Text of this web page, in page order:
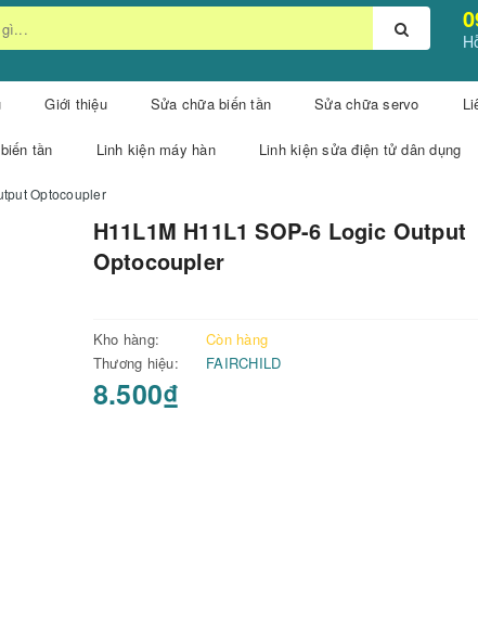
Giới thiệu Sửa chữa biến tần Sửa chữa servo
tần Linh kiện máy hàn Linh kiện sửa điện tử dân dụng
Optocoupler
H11L1M H11L1 SOP-6 Logic Output
Optocoupler
Kho hàng:
Còn hàng
Thương hiệu:
FAIRCHILD
8.500₫